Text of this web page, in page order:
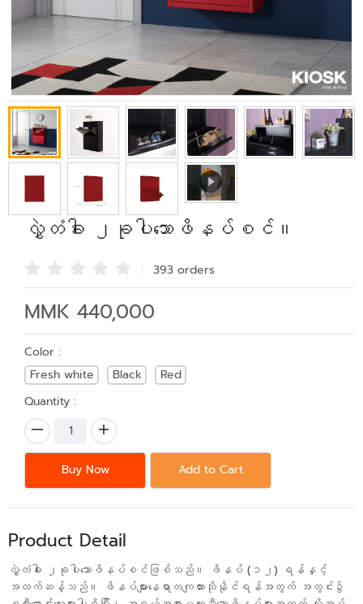
လွှဲတံခါး ၂ခုပါသောဖိနပ်စင်။
393 orders
MMK 440,000
Color :
Fresh white
Black
Red
Quantity :
Buy Now Add to Cart
Product Detail
လွှဲတံခါး ၂ခုပါသောဖိနပ်စင်ဖြစ်သည်။ ဖိနပ် (၁၂) ရန်နှင့်
အထက်ဆန့်သည်။ ဖိနပ်များနေရာတကျထားသိုနိုင်ရန်အတွက် အတွင်း၌